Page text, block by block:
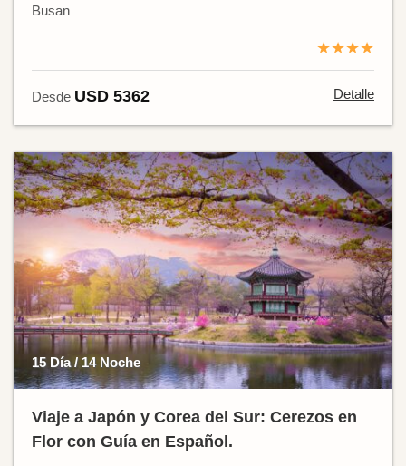
Busan
★★★★
Desde USD 5362 Detalle
15 Día / 14 Noche
Viaje a Japón y Corea del Sur: Cerezos en
Flor con Guía en Español.